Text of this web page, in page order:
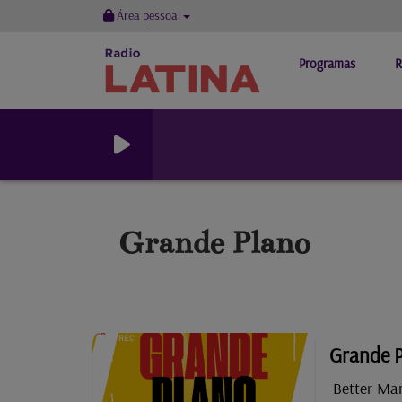
Área pessoal
Programas
Grande Plano
Grande
Better